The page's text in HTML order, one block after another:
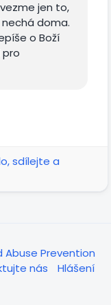
jen to,
doma.
o Boží
pro
sdílejte a
Abuse Prevention
nás
Hlášení